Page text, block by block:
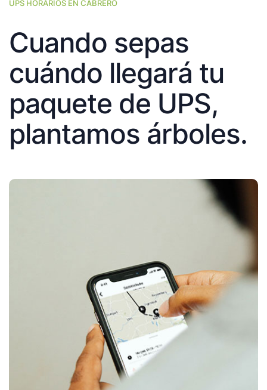
UPS HORARIOS EN CABRERO
Cuando sepas
cuándo llegará tu
paquete de UPS,
plantamos árboles.